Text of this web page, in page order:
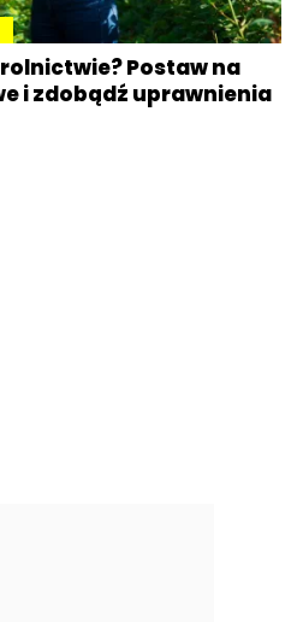
Postaw na
i zdobądź uprawnienia